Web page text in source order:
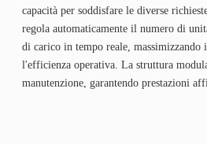
capacità per soddisfare le diverse
regola automaticamente il numero di
di carico in tempo reale, massimizzando
l'efficienza operativa. La struttura
manutenzione, garantendo prestazioni